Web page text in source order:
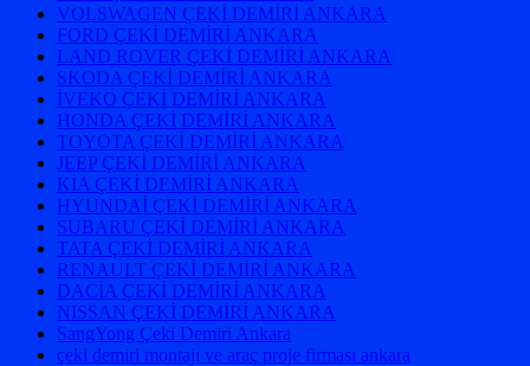
VOLSWAGEN ÇEKİ DEMİRİ ANKARA
FORD ÇEKİ DEMİRİ ANKARA
LAND ROVER ÇEKİ DEMİRİ ANKARA
SKODA ÇEKİ DEMİRİ ANKARA
İVEKO ÇEKİ DEMİRİ ANKARA
HONDA ÇEKİ DEMİRİ ANKARA
TOYOTA ÇEKİ DEMİRİ ANKARA
JEEP ÇEKİ DEMİRİ ANKARA
KİA ÇEKİ DEMİRİ ANKARA
HYUNDAİ ÇEKİ DEMİRİ ANKARA
SUBARU ÇEKİ DEMİRİ ANKARA
TATA ÇEKİ DEMİRİ ANKARA
RENAULT ÇEKİ DEMİRİ ANKARA
DACİA ÇEKİ DEMİRİ ANKARA
NISSAN ÇEKİ DEMİRİ ANKARA
SangYong Çeki Demiri Ankara
çeki demiri montajı ve araç proje firması ankara